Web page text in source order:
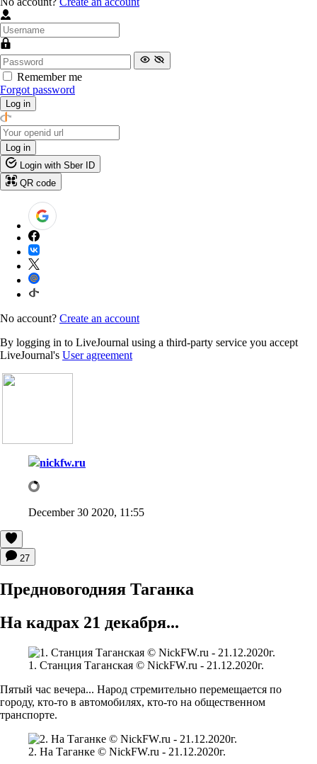
Remember me
Forgot password
Log in
Log in
Login with Sber ID
QR code
No account? Create an account
By logging in to LiveJournal using a third-party service you accept
LiveJournal's User agreement
nickfw.ru
December 30 2020, 11:55
27
Предновогодняя Таганка
На кадрах 21 декабря...
1. Станция Таганская © NickFW.ru - 21.12.2020г.
Пятый час вечера... Народ стремительно перемещается по
городу, кто-то в автомобилях, кто-то на общественном
транспорте.
2. На Таганке © NickFW.ru - 21.12.2020г.